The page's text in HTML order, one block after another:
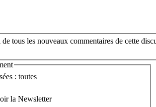
tous les nouveaux commentaires de cette
: toutes
la Newsletter